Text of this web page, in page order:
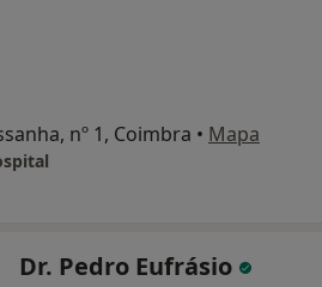
nº 1, Coimbra • Mapa
Dr. Pedro Eufrásio